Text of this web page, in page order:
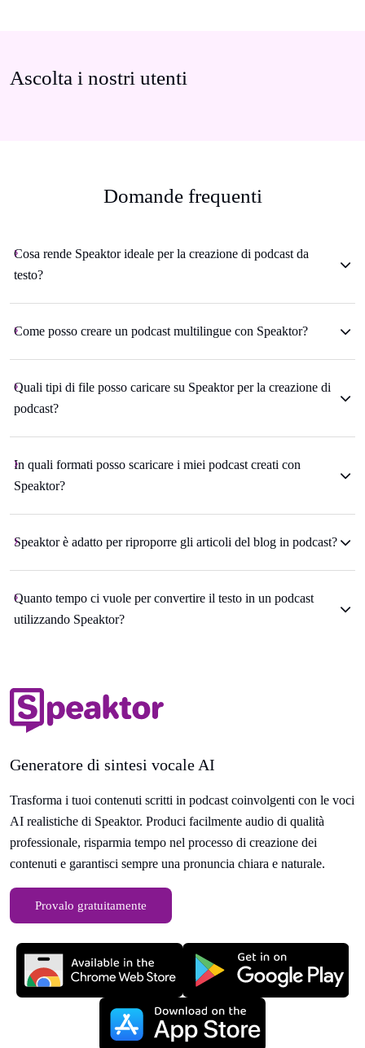
Ascolta i nostri utenti
Domande frequenti
Cosa rende Speaktor ideale per la creazione di podcast da
testo?
Come posso creare un podcast multilingue con Speaktor?
Quali tipi di file posso caricare su Speaktor per la creazione di
podcast?
In quali formati posso scaricare i miei podcast creati con
Speaktor?
Speaktor è adatto per riproporre gli articoli del blog in podcast?
Quanto tempo ci vuole per convertire il testo in un podcast
utilizzando Speaktor?
Generatore di sintesi vocale AI
Trasforma i tuoi contenuti scritti in podcast coinvolgenti con le voci
AI realistiche di Speaktor. Produci facilmente audio di qualità
professionale, risparmia tempo nel processo di creazione dei
contenuti e garantisci sempre una pronuncia chiara e naturale.
Provalo gratuitamente